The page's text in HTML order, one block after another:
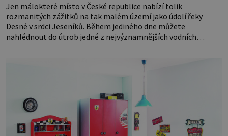
Jen málokteré místo v České republice nabízí tolik
rozmanitých zážitků na tak malém území jako údolí řeky
Desné v srdci Jeseníků. Během jediného dne můžete
nahlédnout do útrob jedné z nejvýznamnějších vodních